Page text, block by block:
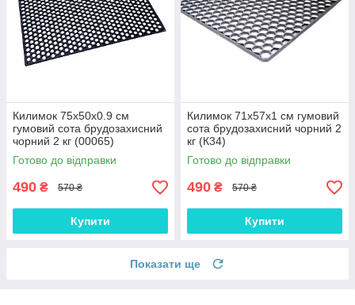
Килимок 75х50х0.9 см
гумовий сота брудозахисний
чорний 2 кг (00065)
Готово до відправки
490 ₴ 570 ₴
Купити
Килимок 71х57х1 см гумовий
сота брудозахисний чорний 2
кг (К34)
Готово до відправки
490 ₴ 570 ₴
Купити
Показати ще